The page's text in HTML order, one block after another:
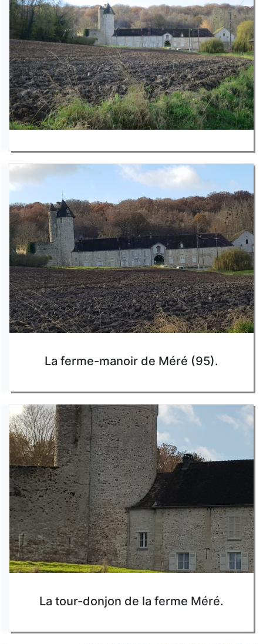
La ferme-manoir de Méré (95).
La tour-donjon de la ferme Méré.